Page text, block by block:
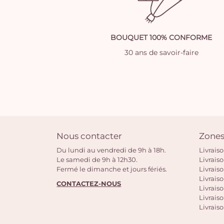
BOUQUET 100% CONFORME
30 ans de savoir-faire
Nous contacter
Du lundi au vendredi de 9h à 18h.
Le samedi de 9h à 12h30.
Fermé le dimanche et jours fériés.
CONTACTEZ-NOUS